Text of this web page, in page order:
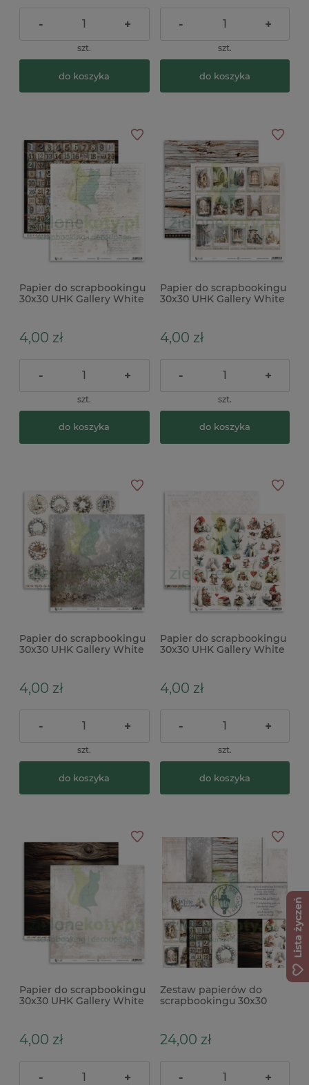
- +
szt.
do koszyka
- +
szt.
do koszyka
Papier do scrapbookingu
30x30 UHK Gallery White
4,00 zł
- +
szt.
do koszyka
Papier do scrapbookingu
30x30 UHK Gallery White
4,00 zł
- +
szt.
do koszyka
Papier do scrapbookingu
30x30 UHK Gallery White
4,00 zł
- +
szt.
do koszyka
Papier do scrapbookingu
30x30 UHK Gallery White
4,00 zł
- +
szt.
do koszyka
Papier do scrapbookingu
30x30 UHK Gallery White
4,00 zł
- +
Zestaw papierów do
scrapbookingu 30x30
24,00 zł
- +
Lista życzeń